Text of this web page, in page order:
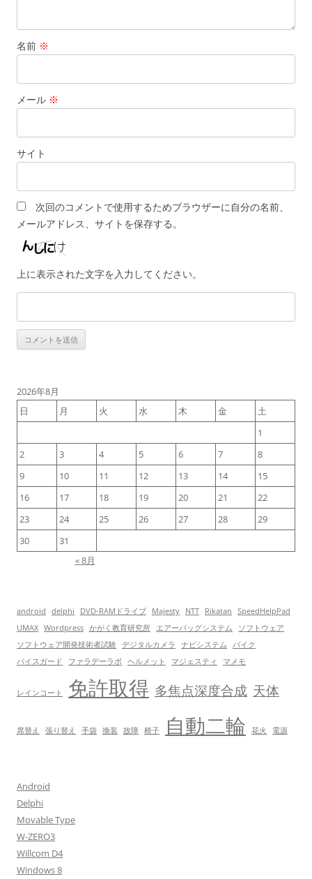
名前 ※
メール ※
サイト
次回のコメントで使用するためブラウザーに自分の名前、
メールアドレス、サイトを保存する。
上に表示された文字を入力してください。
2026年8月
日
月 火 水 木 金
土
1
2
3 4 5 6 7
8
9
10 11 12 13 14
15
16
17 18 19 20 21
22
23
24 25 26 27 28
29
30
31
« 8月
android delphi DVD-RAMドライブ Majesty NTT Rikatan
SpeedHelpPad
UMAX Wordpress かがく教育研究所 エアーバッグシステム
ソフトウェア
ソフトウェア開発技術者試験 デジタルカメラ ナビシステム
バイク
パイスガード
ファラデーラボ ヘルメット マジェスティ マメモ
レインコート 免許取得 多焦点深度合成 天体
席替え 張り替え 手袋 換装 故障 椅子 自動二輪 花火 電源
Android
Delphi
Movable Type
W-ZERO3
Willcom D4
Windows 8